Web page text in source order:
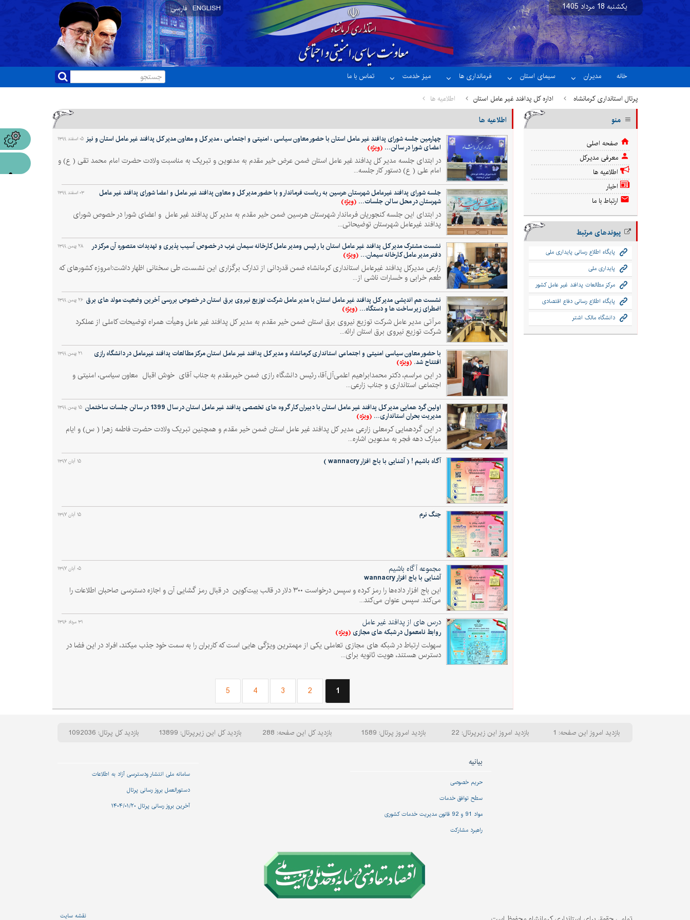
یکشنبه 18 مرداد 1405نسخه آزمایشی
خانه مدیران سیمای استان فرمانداری ها میز خدمت تماس با ما
فارسی ENGLISH
پرتال استانداری کرمانشاه اداره کل پدافند غیر عامل استان اطلاعیه ها
اطلاعیه ها
۰۵ اسفند ۱۳۹۹ چهارمین جلسه شورای پدافند غیر عامل استان با حضور معاون سیاسی ، امنیتی و اجتماعی ، مدیر کل و معاون مدیر کل پدافند غیر عامل استان و نیز
اعضای شورا در سالن... (ویژه)
در ابتدای جلسه مدیر کل پدافند غیر عامل استان ضمن عرض خیر مقدم به مدعوین و تبریک به مناسبت ولادت حضرت امام محمد تقی ( ع) و
امام علی ( ع) دستور کار جلسه...
۰۳ اسفند ۱۳۹۹
جلسه شورای پدافند غیرعامل شهرستان هرسین به ریاست فرماندار و با حضور مدیر کل و معاون پدافند غیر عامل و اعضا شورای پدافند غیر عامل
شهرستان در محل سالن جلسات... (ویژه)
در ابتدای این جلسه کنجوریان فرماندار شهرستان هرسین ضمن خیر مقدم به مدیر کل پدافند غیر عامل و اعضای شورا در خصوص شورای
پدافند غیرعامل شهرستان توضیحاتی...
۲۸ بهمن ۱۳۹۹
نشست مشترک مدیر کل پدافند غیر عامل استان با رئیس ومدیر عامل کارخانه سیمان غرب در خصوص آسیب پذیری و تهدیدات متصوره آن مرکز در
دفتر مدیر عامل کارخانه سیمان... (ویژه)
زارعی مدیرکل پدافند غیرعامل استانداری کرمانشاه ضمن قدردانی از تدارک برگزاری این نشست، طی سخنانی اظهار داشت:امروزه کشورهای که
طعم خرابی و خسارات ناشی از...
۲۶ بهمن ۱۳۹۹ نشست هم اندیشی مدیر کل پدافند غیر عامل استان با مدیر عامل شرکت توزیع نیروی برق استان در خصوص بررسی آخرین وضعیت مولد های برق
اضطرای زیر ساخت ها و دستگاه... (ویژه)
مرآتی مدیر عامل شرکت توزیع نیروی برق استان ضمن خیر مقدم به مدیر کل پدافند غیر عامل وهیأت همراه توضیحات کاملی از عملکرد
شرکت توزیع نیروی برق استان ارائه...
۲۱ بهمن ۱۳۹۹
با حضور معاون سیاسی امنیتی و اجتماعی استانداری کرمانشاه و مدیر کل پدافند غیر عامل استان مرکز مطالعات پدافند غیرعامل در دانشگاه رازی
افتتاح شد. (ویژه)
در این مراسم، دکتر محمدابراهیم اعلمی‌آل‌آقا، رئیس دانشگاه رازی ضمن خیرمقدم به جناب آقای خوش اقبال معاون سیاسی، امنیتی و
اجتماعی استانداری و جناب زارعی...
۱۵ بهمن ۱۳۹۹ اولین گرد همایی مدیر کل پدافند غیر عامل استان با دبیران کار گروه های تخصصی پدافند غیر عامل استان در سال 1399 در سالن جلسات ساختمان
مدیریت بحران استانداری... (ویژه)
در این گردهمایی کرمعلی زارعی مدیر کل پدافند غیر عامل استان ضمن خیر مقدم و همچنین تبریک ولادت حضرت فاطمه زهرا ( س) و ایام
مبارک دهه فجر به مدعوین اشاره...
۱۵ آبان ۱۳۹۷ آگاه باشیم ! ( آشنایی با باج افزار wannacry )
۱۵ آبان ۱۳۹۷ جنگ نرم
۰۵ آبان ۱۳۹۷ مجموعه آگاه باشیم
آشنایی با باج افزار wannacry
این باج افزار داده‌ها را رمز کرده و سپس درخواست ۳۰۰ دلار در قالب بیت‌کوین در قبال رمز گشایی آن و اجازه دسترسی صاحبان اطلاعات را
می‌کند. سپس عنوان می‌کند...
۳۱ مرداد ۱۳۹۶ درس های از پدافند غیر عامل
روابط نامعمول در شبکه های مجازی (ویژه)
سهولت ارتباط در شبکه های مجازی تعاملی یکی از مهمترین ویژگی هایی است که کاربران را به سمت خود جذب میکند، افراد در این فضا در
دسترس هستند، هویت ثانویه برای...
1
2
3
4
5
منو
صفحه اصلی
معرفی مدیرکل
اطلاعیه ها
اخبار
ارتباط با ما
پیوندهای مرتبط
پایگاه اطلاع رسانی پایداری ملی
پایداری ملی
مرکز مطالعات پدافند غیر عامل کشور
پایگاه اطلاع رسانی دفاع اقتصادی
دانشگاه مالک اشتر
بازدید امروز این صفحه: 1 بازدید امروز این زیرپرتال: 22 بازدید امروز پرتال: 1589 بازدید کل این صفحه: 288 بازدید کل این زیرپرتال: 13899 بازدید کل پرتال: 1092036
بیانیه
حریم خصوصی
سطح توافق خدمات
مواد 91 و 92 قانون مدیریت خدمات کشوری
راهبرد مشارکت
سامانه ملی انتشار و‌دسترسی آزاد به اطلاعات
دستورالعمل بروز رسانی پرتال
آخرین بروز رسانی پرتال ۱۴۰۴/۰۱/۲۰
نقشه سایت